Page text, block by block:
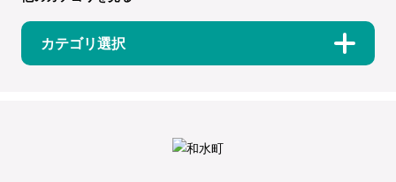
カテゴリ選択